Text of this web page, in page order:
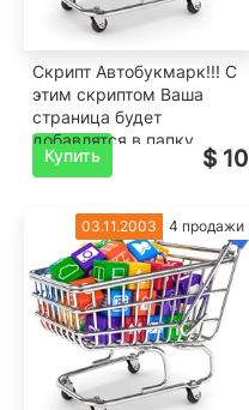
Скрипт Автобукмарк!!! С
этим скриптом Ваша
страница будет
добавлятся в папку
Избранное "БЕЗ СПРОСА"
Купить $ 10
03.11.2003 4 продажи